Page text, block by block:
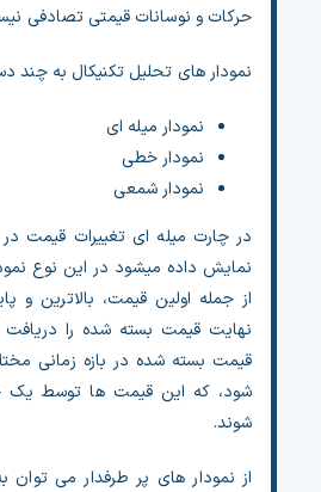
حرکات و نوسانات قیمتی تصادفی
نمودار های تحلیل تکنیکال به چند
نمودار میله ای
نمودار خطی
نمودار شمعی
در چارت میله ای تغییرات قیمت
نمایش داده میشود در این نوع
از جمله اولین قیمت، بالاترین و
نهایت قیمت بسته شده را
قیمت بسته شده در بازه زمانی
شود، که این قیمت ها توسط
شوند.
از نمودار های پر طرفدار می توان